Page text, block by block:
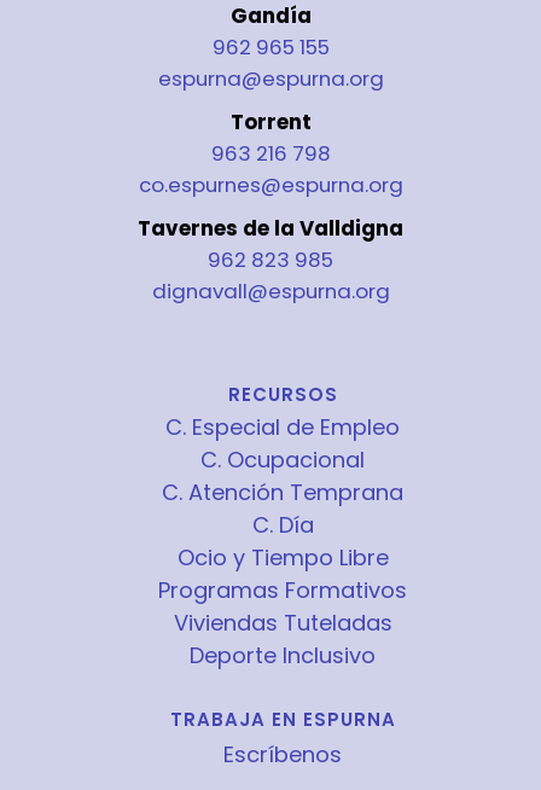
Gandía
962 965 155
espurna@espurna.org
Torrent
963 216 798
co.espurnes@espurna.org
Tavernes de la Valldigna
962 823 985
dignavall@espurna.org
RECURSOS
C. Especial de Empleo
C. Ocupacional
C. Atención Temprana
C. Día
Ocio y Tiempo Libre
Programas Formativos
Viviendas Tuteladas
Deporte Inclusivo
TRABAJA EN ESPURNA
Escríbenos